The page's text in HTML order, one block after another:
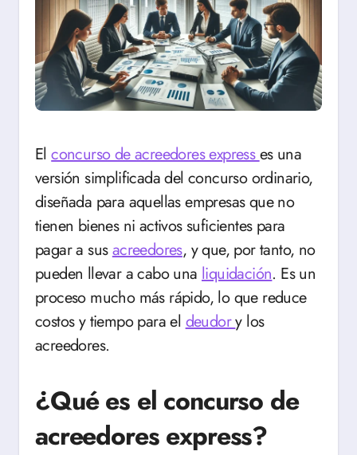
Elconcurso de acreedores expresses una
versión simplificada del concurso ordinario,
diseñada para aquellas empresas que no
tienen bienes ni activos suficientes para
pagar a susacreedores, y que, por tanto, no
pueden llevar a cabo una liquidación. Es un
proceso mucho más rápido, lo que reduce
costos y tiempo para el deudory los
acreedores.
¿Qué es el concurso de
acreedores express?